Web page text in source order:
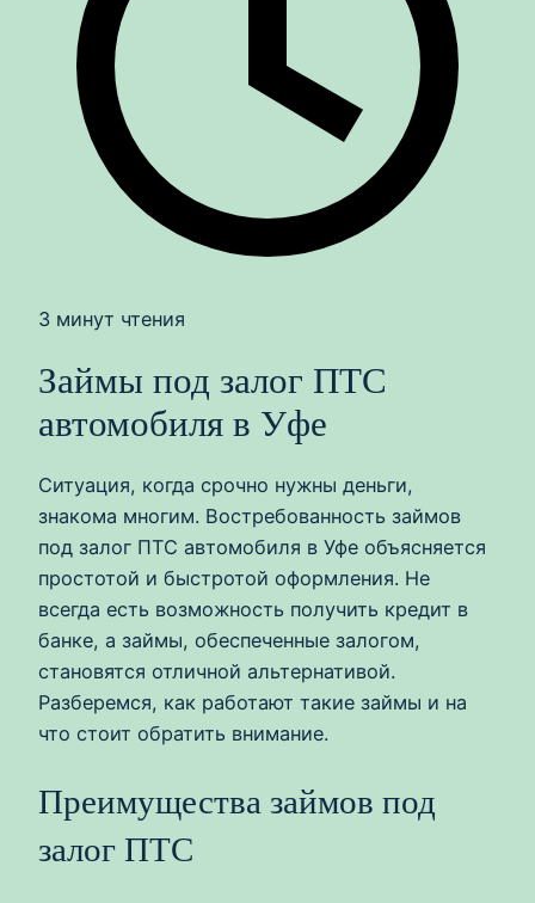
3 минут чтения
Займы под залог ПТС
автомобиля в Уфе
Ситуация, когда срочно нужны деньги,
знакома многим. Востребованность займов
под залог ПТС автомобиля в Уфе объясняется
простотой и быстротой оформления. Не
всегда есть возможность получить кредит в
банке, а займы, обеспеченные залогом,
становятся отличной альтернативой.
Разберемся, как работают такие займы и на
что стоит обратить внимание.
Преимущества займов под
залог ПТС